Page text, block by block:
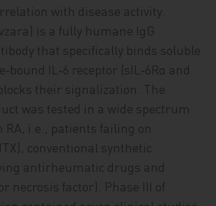
with disease activity.
is a fully humane IgG
that specifically binds soluble
IL‑6 receptor (sIL‑6Rα and
their signalization. The
was tested in a wide spectrum
RA, i.e., patients failing on
conventional synthetic
antirheumatic drugs and
necrosis factor). Phase III of